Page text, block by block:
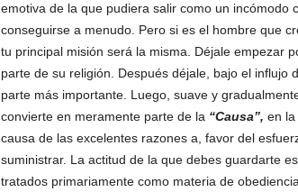
emotiva de la que pudiera salir como un incómodo
conseguirse a menudo. Pero si es el hombre que
tu principal misión será la misma. Déjale empezar
parte de su religión. Después déjale, bajo el influjo
parte más importante. Luego, suave y
convierte en meramente parte de la “Causa”, en la
causa de las excelentes razones a, favor del
suministrar. La actitud de la que debes guardarte
tratados primariamente como materia de